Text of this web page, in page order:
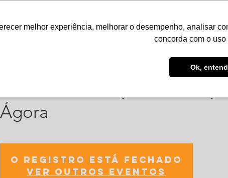
melhor experiência, melhorar o desempenho, analisar
concorda com o
Ok,
Serviços Notícias
Ágora
O registro está fechado
Ver outros eventos